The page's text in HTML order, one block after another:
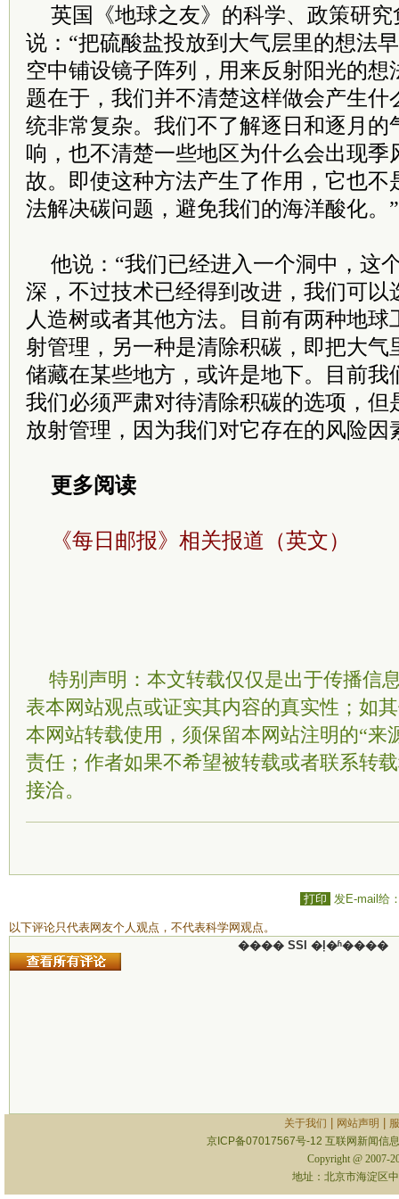
英国《地球之友》的科学、政策研
说：“把硫酸盐投放到大气层里的想法
空中铺设镜子阵列，用来反射阳光的想
题在于，我们并不清楚这样做会产生什
统非常复杂。我们不了解逐日和逐月的
响，也不清楚一些地区为什么会出现季
故。即使这种方法产生了作用，它也不
法解决碳问题，避免我们的海洋酸化。”
他说：“我们已经进入一个洞中，这
深，不过技术已经得到改进，我们可以
人造树或者其他方法。目前有两种地
射管理，另一种是清除积碳，即把大气
储藏在某些地方，或许是地下。目前我
我们必须严肃对待清除积碳的选项，但
放射管理，因为我们对它存在的风险因
更多阅读
《每日邮报》相关报道（英文）
特别声明：本文转载仅仅是出于传播信
表本网站观点或证实其内容的真实性；如
本网站转载使用，须保留本网站注明的“来
责任；作者如果不希望被转载或者联系转
接洽。
打印 发E-mail给
以下评论只代表网友个人观点，不代表科学网观点。
���� SSI �ļ�ʱ����
关于我们 网站声明
京ICP备07017567号-12 互联网新闻信
Copyright @ 2007-
地址：北京市海淀区